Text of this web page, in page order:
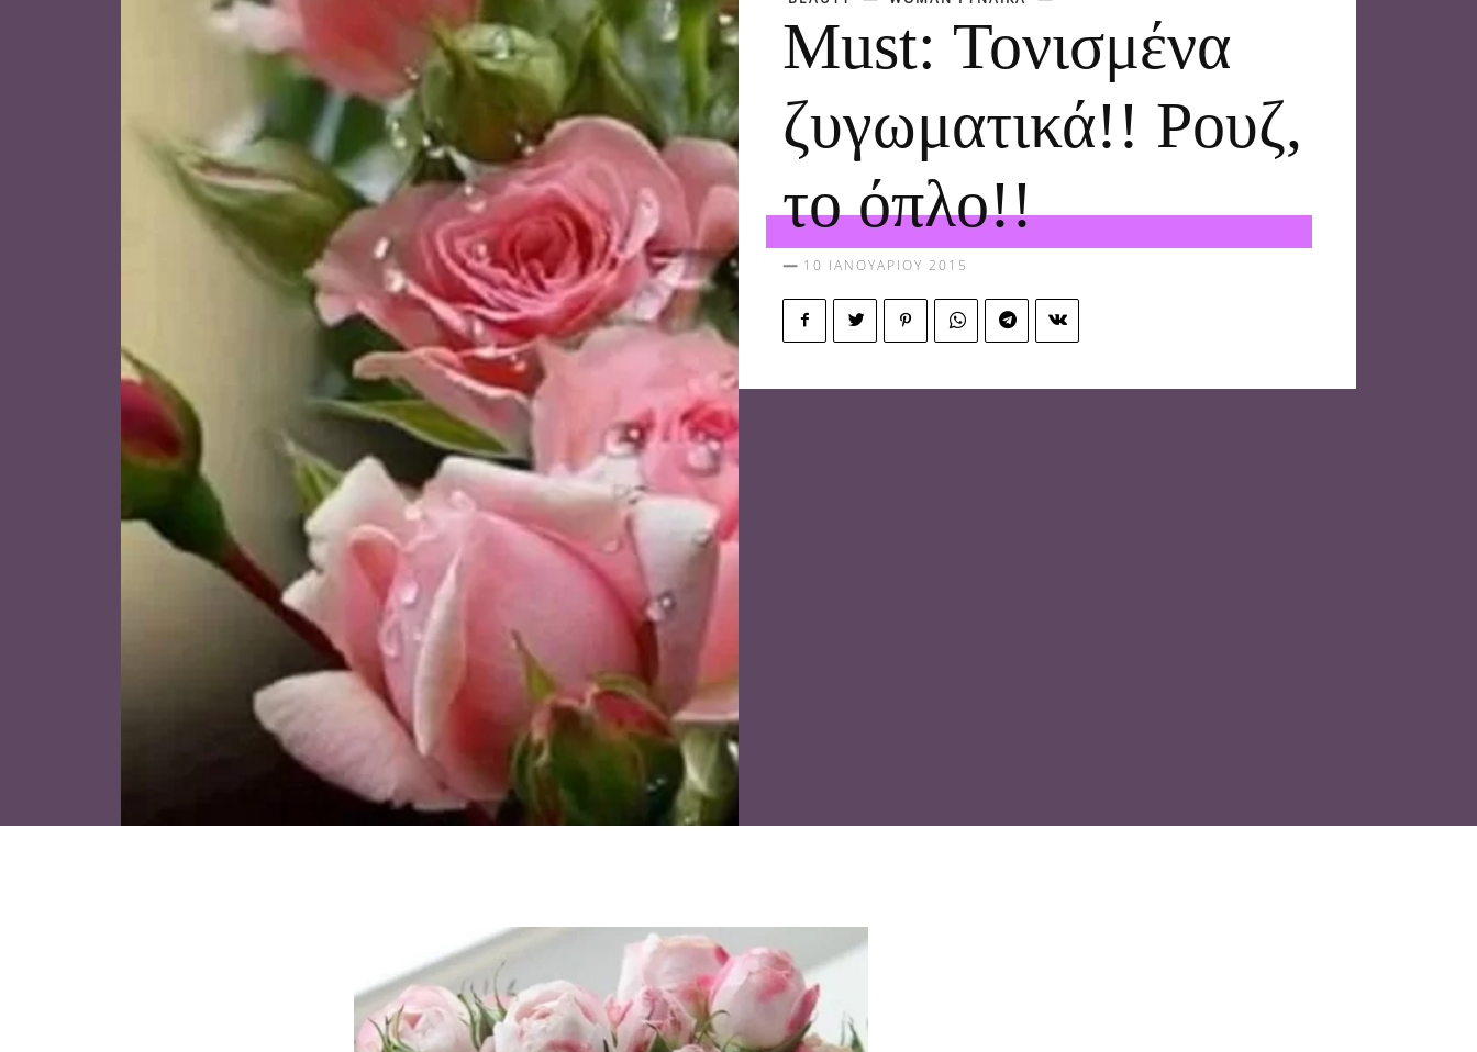
Μust: Τονισμένα
ζυγωματικά!! Ρουζ,
το όπλο!!
10 ΙΑΝΟΥΑΡΊΟΥ 2015